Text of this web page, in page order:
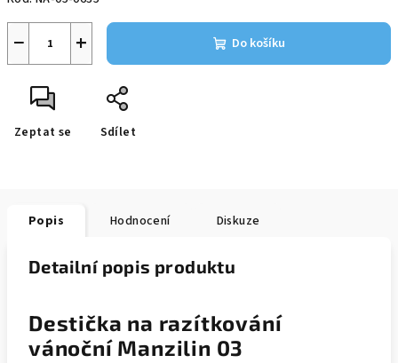
+
− Do košíku
Zeptat se Sdílet
Popis Hodnocení Diskuze
Detailní popis produktu
Destička na razítkování
vánoční Manzilin 03